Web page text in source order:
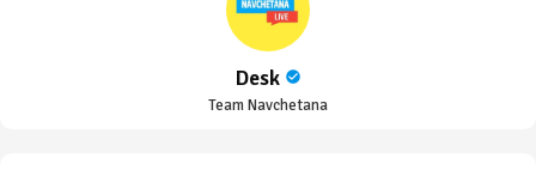
Desk
Team Navchetana